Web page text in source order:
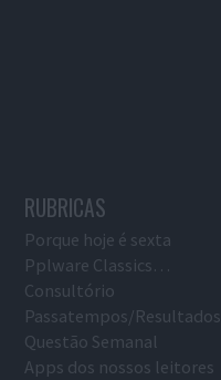
RUBRICAS
Porque hoje é sexta
Pplware Classics…
Consultório
Passatempos/Resultados
Questão Semanal
Apps dos nossos leitores